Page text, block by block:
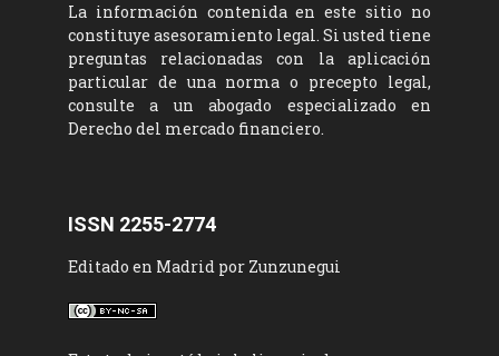
La información contenida en este sitio no
constituye asesoramiento legal. Si usted tiene
preguntas relacionadas con la aplicación
particular de una norma o precepto legal,
consulte a un abogado especializado en
Derecho del mercado financiero.
ISSN 2255-2774
Editado en Madrid por Zunzunegui